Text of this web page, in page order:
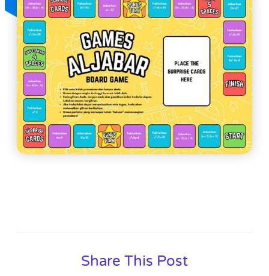
Share This Post